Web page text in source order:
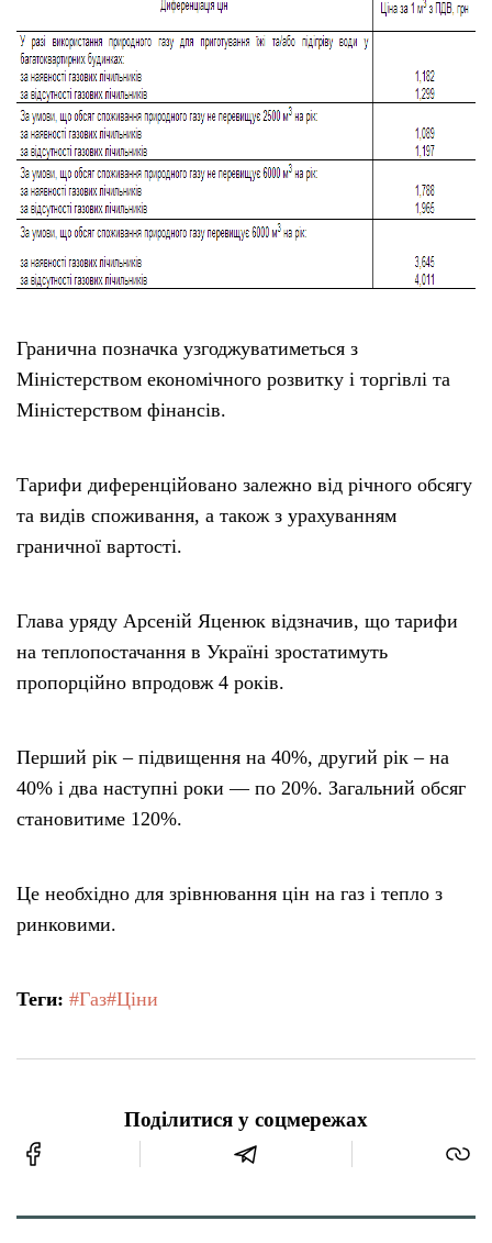
Гранична позначка узгоджуватиметься з
Міністерством економічного розвитку і торгівлі та
Міністерством фінансів.
Тарифи диференційовано залежно від річного обсягу
та видів споживання, а також з урахуванням
граничної вартості.
Глава уряду Арсеній Яценюк відзначив, що тарифи
на теплопостачання в Україні зростатимуть
пропорційно впродовж 4 років.
Перший рік – підвищення на 40%, другий рік – на
40% і два наступні роки — по 20%. Загальний обсяг
становитиме 120%.
Це необхідно для зрівнювання цін на газ і тепло з
ринковими.
Теги: #Газ#Ціни
Поділитися у соцмережах